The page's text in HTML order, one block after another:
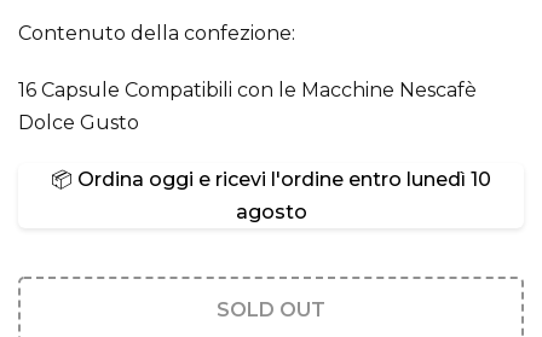
Contenuto della confezione:
16 Capsule Compatibili con le Macchine Nescafè
Dolce Gusto
📦 Ordina oggi e ricevi l'ordine entro lunedì 10
agosto
SOLD OUT